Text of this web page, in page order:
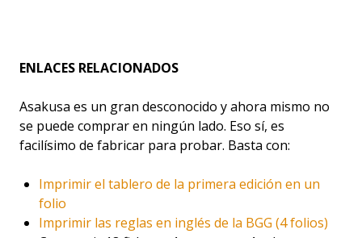
ENLACES RELACIONADOS
Asakusa es un gran desconocido y ahora mismo no
se puede comprar en ningún lado. Eso sí, es
facilísimo de fabricar para probar. Basta con:
Imprimir el tablero de la primera edición en un
folio
Imprimir las reglas en inglés de la BGG (4 folios)